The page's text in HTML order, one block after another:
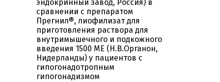
эндокринный завод, Россия) в
сравнении с препаратом
Прегнил®, лиофилизат для
приготовления раствора для
внутримышечного и подкожного
введения 1500 МЕ (Н.В.Органон,
Нидерланды) у пациентов с
гипогонадотропным
гипогонадизмом